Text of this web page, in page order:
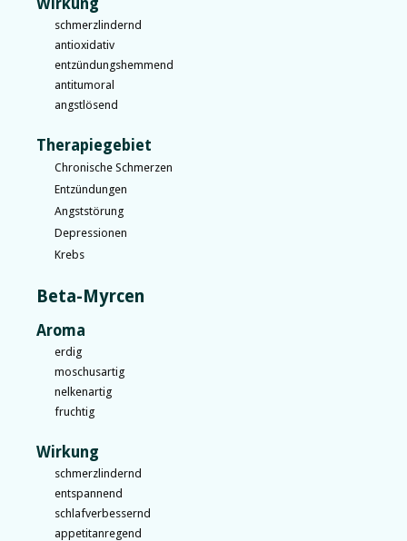
Wirkung
schmerzlindernd
antioxidativ
entzündungshemmend
antitumoral
angstlösend
Therapiegebiet
Chronische Schmerzen
Entzündungen
Angststörung
Depressionen
Krebs
Beta-Myrcen
Aroma
erdig
moschusartig
nelkenartig
fruchtig
Wirkung
schmerzlindernd
entspannend
schlafverbessernd
appetitanregend